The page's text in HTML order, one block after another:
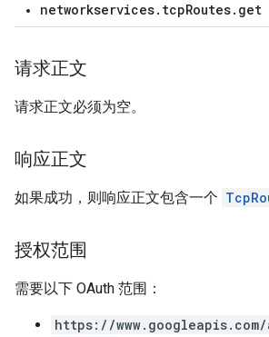
networkservices.tcpRoutes.get
请求正文
请求正文必须为空。
响应正文
如果成功，则响应正文包含一个
授权范围
需要以下 OAuth 范围：
https://